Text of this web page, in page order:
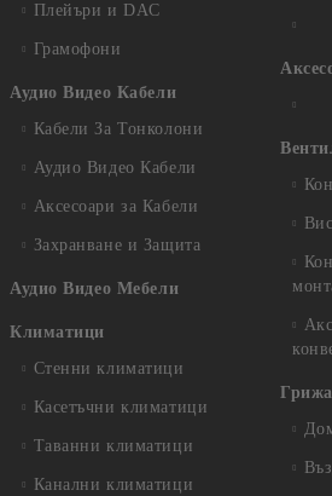
Плейъри и DAC
Грамофони
Аудио Видео Кабели
Кабели За Тонколони
Аудио Видео Кабели
Аксесоари за Кабели
Захранване и Защита
Аудио Видео Мебели
Климатици
Стенни климатици
Касетъчни климатици
Таванни климатици
Канални климатици
Грижа